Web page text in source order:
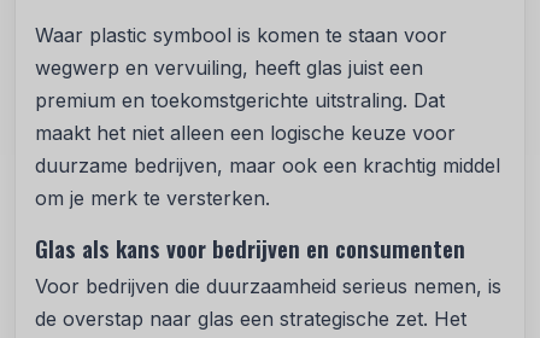
Waar plastic symbool is komen te staan voor
wegwerp en vervuiling, heeft glas juist een
premium en toekomstgerichte uitstraling. Dat
maakt het niet alleen een logische keuze voor
duurzame bedrijven, maar ook een krachtig middel
om je merk te versterken.
Glas als kans voor bedrijven en consumenten
Voor bedrijven die duurzaamheid serieus nemen, is
de overstap naar glas een strategische zet. Het